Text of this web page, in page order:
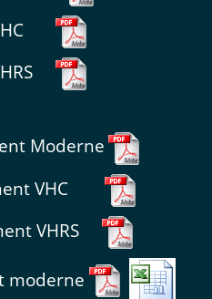
Moderne
VHC
VHRS
moderne